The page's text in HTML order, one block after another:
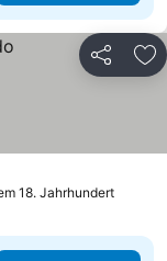
Teilen
18. Jahrhundert